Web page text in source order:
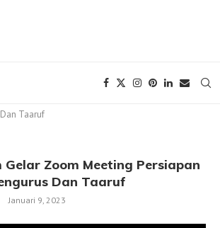
Taaruf
Gelar Zoom Meeting Persiapan
Dan Taaruf
Januari 9, 2023